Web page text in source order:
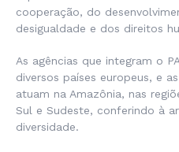
cooperação, do
desigualdade e dos direitos
As agências que integram o
diversos países europeus, e
atuam na Amazônia, nas
Sul e Sudeste, conferindo à
diversidade.